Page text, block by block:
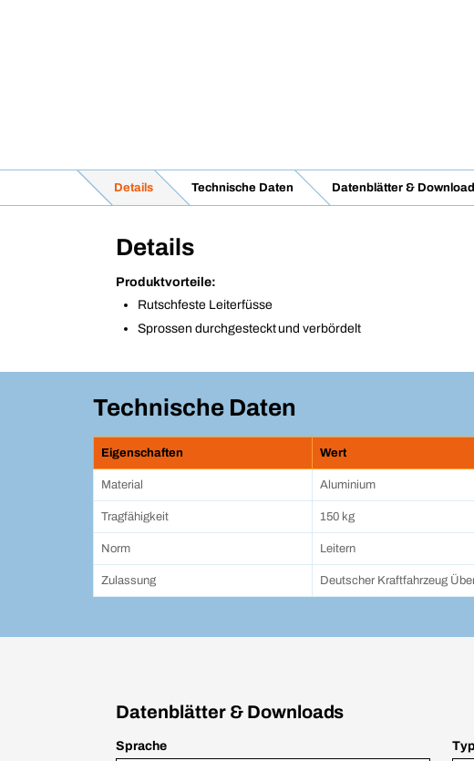
Details Technische Daten Datenblätter &
Details
Produktvorteile:
Rutschfeste Leiterfüsse
Sprossen durchgesteckt und verbördelt
Technische Daten
Eigenschaften Wert
Material Aluminium
Tragfähigkeit 150 kg
Norm Leitern
Zulassung Deutscher Kraftfahrzeug
Datenblätter & Downloads
Sprache Typ